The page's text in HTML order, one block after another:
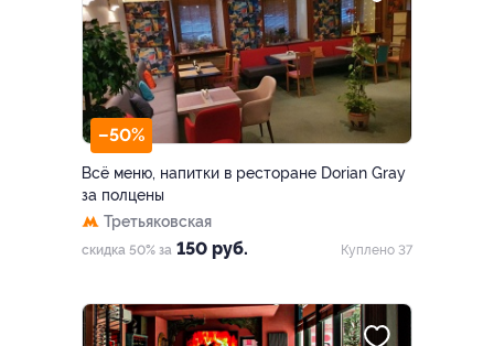
–50%
Всё меню, напитки в ресторане Dorian Gray
за полцены
Третьяковская
скидка 50% за 150 руб. Куплено 37